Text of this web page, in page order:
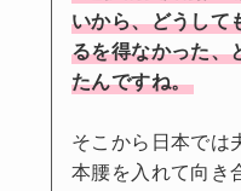
いから、どうして
るを得なかった、
たんですね。
そこから日本では
本腰を入れて向き